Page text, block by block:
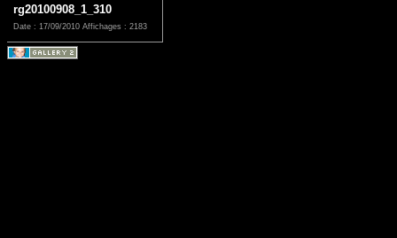
rg20100908_1_310
Date : 17/09/2010 Affichages : 2183